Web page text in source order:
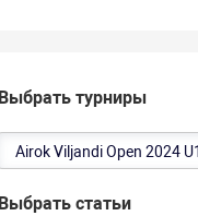
Выбрать турниры
Выбрать статьи